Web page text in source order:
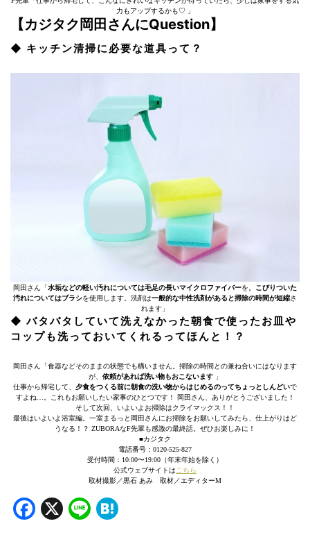
力もアップするかも♡ 」
【カジタク岡田さんにQuestion】
◆ キッチン清掃に必要な道具って？
岡田さん「水垢などの軽い汚れについては毛足の長いマイクロファイバーを。 こびりついた
汚れについてはブラシを使用します。洗剤は一般的な中性洗剤があると掃除の時間が短縮さ
れます」
◆ バタバタしていて洗えなかった朝食で使ったお皿や
コップも洗っておいてくれるってほんと！？
岡田さん「食器などそのままの状態でも構いません。掃除の時間との兼ね合いにはなります
が、 依頼があれば洗い物もおこないます」
仕事から帰宅して、 夕食をつくる前に朝食の洗い物からはじめるのってちょっとしんどいで
すよね…。これもお願いしたい家事のひとつです！ 岡田さん、ありがとうございました！
そして次回、いよいよお掃除はクライマックス！！
最後はいよいよ浴室編。一室まるっと岡田さんにお掃除をお願いしてみたら、仕上がりはど
うなる！？ ZUBORAなF先輩も感激の最終話。ぜひお楽しみに！
■カジタク
電話番号：0120-525-827
受付時間：10:00〜19:00（年末年始を除く）
公式ウェブサイトは こちら
取材撮影／黒石 あみ 取材／エディターM
Facebook
X Line